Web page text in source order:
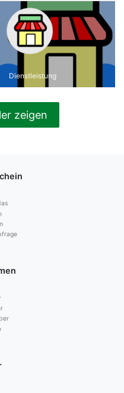
Dienstleistung
zeigen